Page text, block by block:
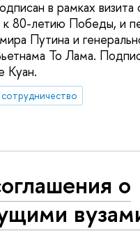
в рамках визита
к 80-летию Победы, и
Путина и
То Лама.
Куан.
о